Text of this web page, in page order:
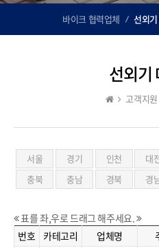
바이크 협력업체 선외
선외기
고객지원
서울 경기 인천 대
충북
충남 경북 경
표를 좌,우로 드래그 해주세요.
번호
카테고리 업체명